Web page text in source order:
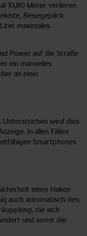
10,80 Meter verlieren
Reisegepäck
maximales
Power auf die Straße
ein manuelles
an einer
Unterstrichen wird dies
In allen Fällen
Smartphones
einen Haken
auch automatisch den
die sich
und somit die